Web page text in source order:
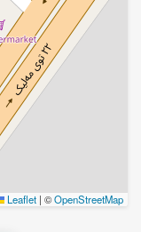
Leaflet | ©OpenStreetMap